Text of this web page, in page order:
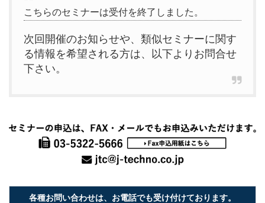
こちらのセミナーは受付を終了しました。
次回開催のお知らせや、類似セミナーに関す
る情報を希望される方は、以下よりお問合せ
下さい。
各種お問い合わせは、お電話でも受け付けております。